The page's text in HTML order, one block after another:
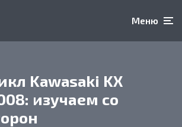
Меню
Kawasaki KX
изучаем со